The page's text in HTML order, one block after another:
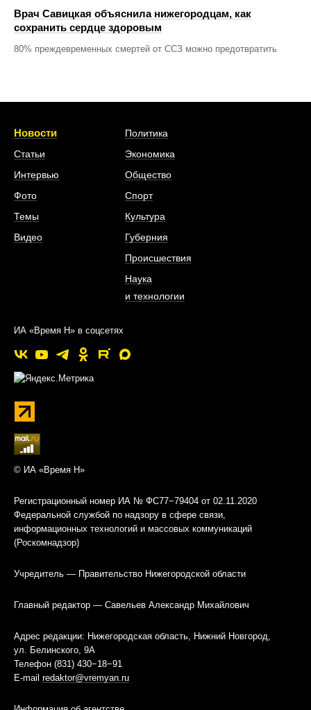
Врач Савицкая объяснила нижегородцам, как
сохранить сердце здоровым
80% преждевременных смертей от ССЗ можно предотвратить
Новости
Статьи
Интервью
Фото
Темы
Видео
Политика
Экономика
Общество
Спорт
Культура
Губерния
Происшествия
Наука
и технологии
ИА «Время Н» в соцсетях
© ИА «Время Н»
Регистрационный номер ИА № ФС77−79404 от 02.11.2020
Федеральной службой по надзору в сфере связи,
информационных технологий и массовых коммуникаций
(Роскомнадзор)
Учредитель — Правительство Нижегородской области
Главный редактор — Савельев Александр Михайлович
Адрес редакции: Нижегородская область, Нижний Новгород,
ул. Белинского, 9А
Телефон (831) 430−18−91
E-mail redaktor@vremyan.ru